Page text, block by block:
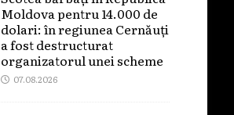
Moldova pentru 14.000 de
dolari: în regiunea Cernăuți
a fost destructurat
organizatorul unei scheme
07.08.2026